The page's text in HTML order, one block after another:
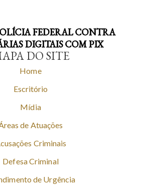
FEDERAL CONTRA
DIGITAIS COM PIX
DO SITE
Home
Escritório
Mídia
de Atuações
Criminais
Defesa Criminal
de Urgência